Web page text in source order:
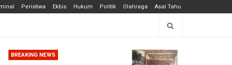
Peristiwa Ekbis Hukum Politik Olahraga Asal Tahu
BREAKING NEWS